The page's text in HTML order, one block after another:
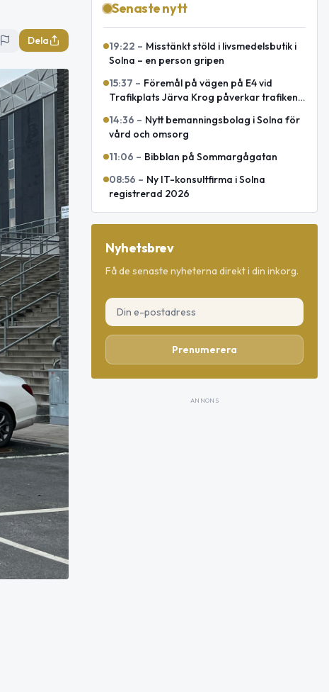
Dela
Senaste nytt
19:22 – Misstänkt stöld i livsmedelsbutik i
Solna – en person gripen
15:37 – Föremål på vägen på E4 vid
Trafikplats Järva Krog påverkar trafiken
14:36 – Nytt bemanningsbolag i Solna för
vård och omsorg
11:06 – Bibblan på Sommargågatan
08:56 – Ny IT-konsultfirma i Solna
registrerad 2026
Nyhetsbrev
Få de senaste nyheterna direkt i din inkorg.
Prenumerera
ANNONS